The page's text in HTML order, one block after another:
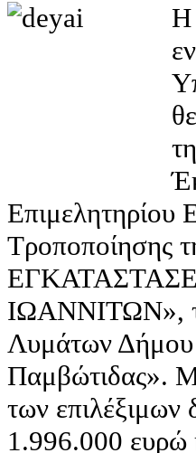
Η
Επιμελητηρίου
Τροποποίησης
ΙΩΑΝΝΙΤΩΝ»,
Λυμάτων Δήμου
Παμβώτιδας».
των
1.996.000 ευρώ